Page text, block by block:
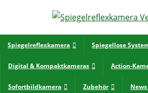
Spiegelreflexkamera Spiegellose
Digital & Kompaktkameras Action-
Sofortbildkamera Zubehör